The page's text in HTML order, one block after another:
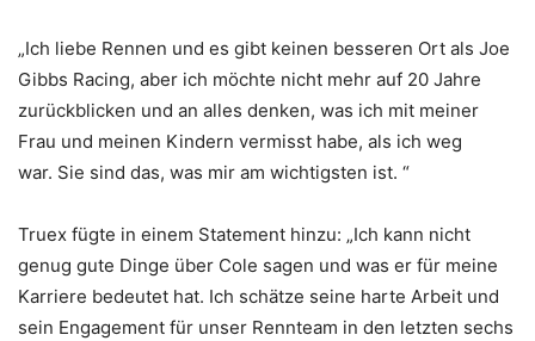
„Ich liebe Rennen und es gibt keinen besseren Ort als Joe
Gibbs Racing, aber ich möchte nicht mehr auf 20 Jahre
zurückblicken und an alles denken, was ich mit meiner
Frau und meinen Kindern vermisst habe, als ich weg
war. Sie sind das, was mir am wichtigsten ist. “
Truex fügte in einem Statement hinzu: „Ich kann nicht
genug gute Dinge über Cole sagen und was er für meine
Karriere bedeutet hat. Ich schätze seine harte Arbeit und
sein Engagement für unser Rennteam in den letzten sechs